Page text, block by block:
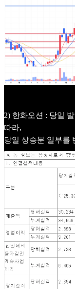
2) 한화오션 : 당일
따라,
당일 상승분 일부를